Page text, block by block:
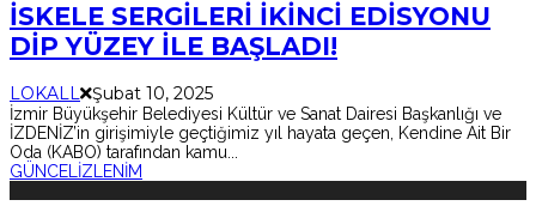
İSKELE SERGİLERİ İKİNCİ EDİSYONU
DİP YÜZEY İLE BAŞLADI!
LOKALL Şubat 10, 2025
İzmir Büyükşehir Belediyesi Kültür ve Sanat Dairesi Başkanlığı ve
İZDENİZ’in girişimiyle geçtiğimiz yıl hayata geçen, Kendine Ait Bir
Oda (KABO) tarafından kamu
GÜNCEL İZLENİM